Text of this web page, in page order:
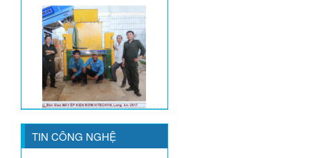
TIN CÔNG NGHỆ